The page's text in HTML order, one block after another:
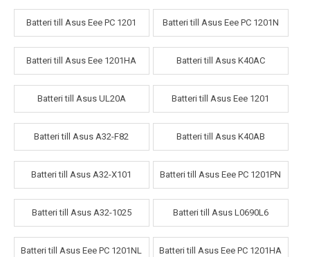
Batteri till Asus Eee PC 1201 Batteri till Asus Eee PC 1201N
Batteri till Asus Eee 1201HA Batteri till Asus K40AC
Batteri till Asus UL20A Batteri till Asus Eee 1201
Batteri till Asus A32-F82 Batteri till Asus K40AB
Batteri till Asus A32-X101 Batteri till Asus Eee PC 1201PN
Batteri till Asus A32-1025 Batteri till Asus L0690L6
Batteri till Asus Eee PC 1201NL Batteri till Asus Eee PC 1201HA